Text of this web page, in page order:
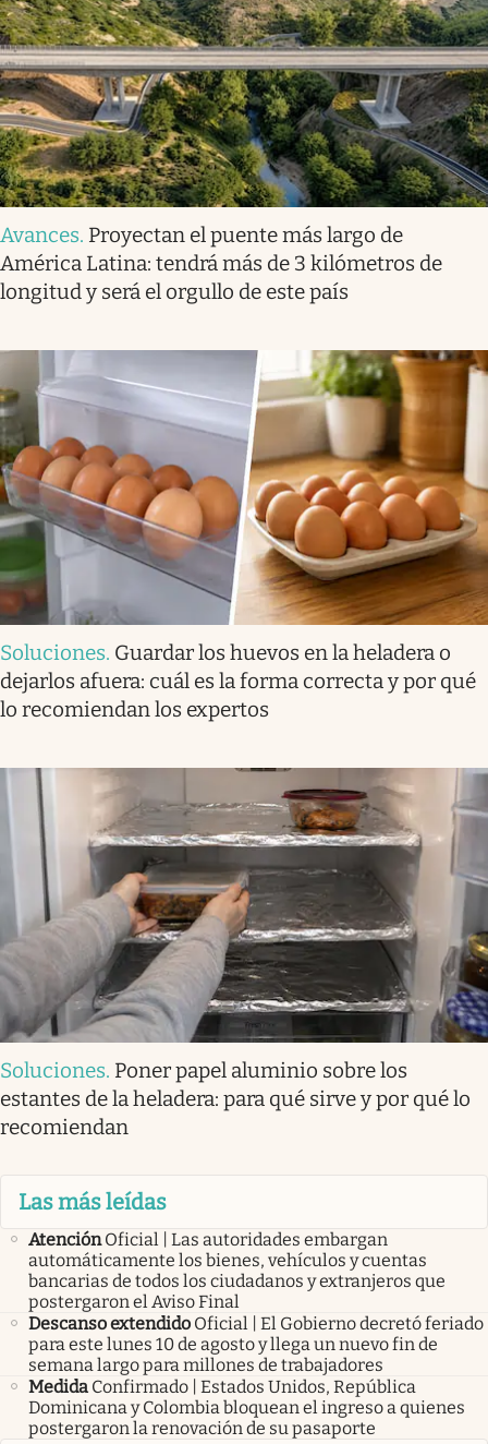
Avances. Proyectan el puente más largo de
América Latina: tendrá más de 3 kilómetros de
longitud y será el orgullo de este país
Soluciones. Guardar los huevos en la heladera o
dejarlos afuera: cuál es la forma correcta y por qué
lo recomiendan los expertos
Soluciones. Poner papel aluminio sobre los
estantes de la heladera: para qué sirve y por qué lo
recomiendan
Las más leídas
Atención Oficial | Las autoridades embargan
automáticamente los bienes, vehículos y cuentas
bancarias de todos los ciudadanos y extranjeros que
postergaron el Aviso Final
Descanso extendido Oficial | El Gobierno decretó feriado
para este lunes 10 de agosto y llega un nuevo fin de
semana largo para millones de trabajadores
Medida Confirmado | Estados Unidos, República
Dominicana y Colombia bloquean el ingreso a quienes
postergaron la renovación de su pasaporte